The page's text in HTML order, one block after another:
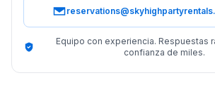
Equipo con experiencia. Respuestas
confianza de miles.